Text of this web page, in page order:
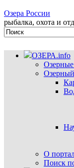
Озера России
рыбалка, охота и
ОЗЕРА.info
О
Поиск